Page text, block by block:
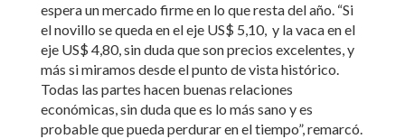
espera un mercado firme en lo que resta del año. “Si
el novillo se queda en el eje US$ 5,10, y la vaca en el
eje US$ 4,80, sin duda que son precios excelentes, y
más si miramos desde el punto de vista histórico.
Todas las partes hacen buenas relaciones
económicas, sin duda que es lo más sano y es
probable que pueda perdurar en el tiempo”, remarcó.